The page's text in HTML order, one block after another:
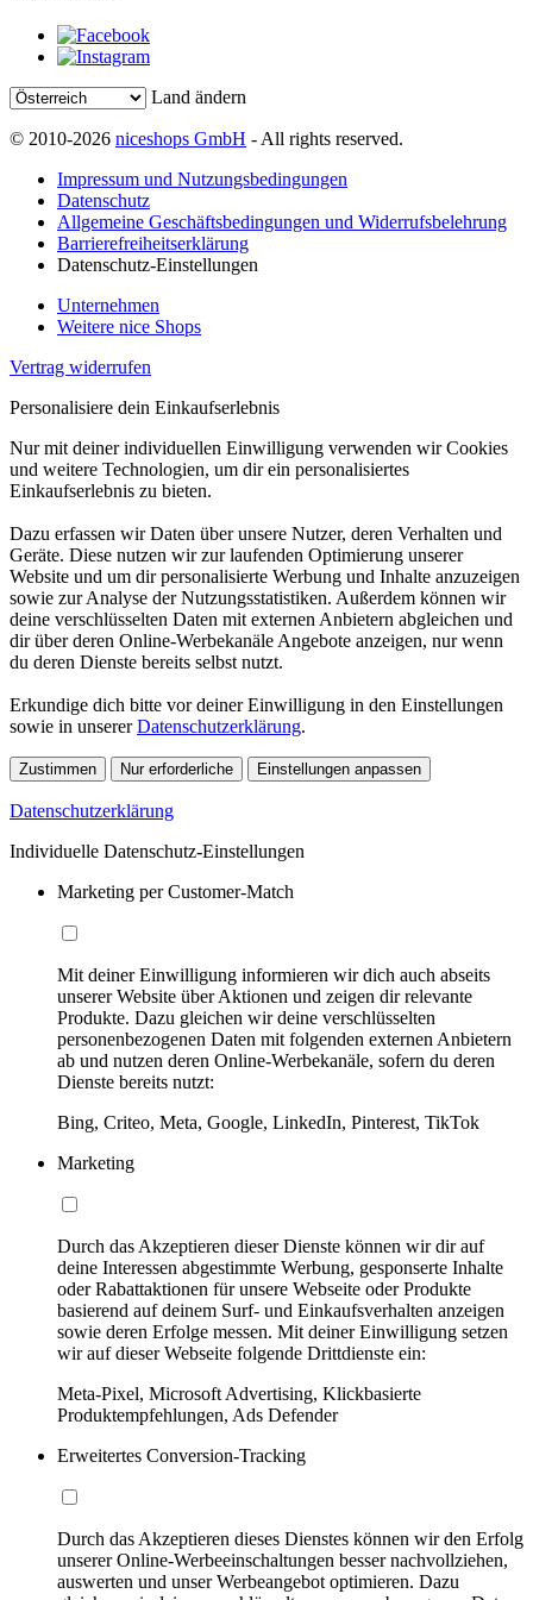
Land ändern
© 2010-2026 niceshops GmbH - All rights reserved.
Impressum und Nutzungsbedingungen
Datenschutz
Allgemeine Geschäftsbedingungen und Widerrufsbelehrung
Barrierefreiheitserklärung
Datenschutz-Einstellungen
Unternehmen
Weitere nice Shops
Vertrag widerrufen
Personalisiere dein Einkaufserlebnis
Nur mit deiner individuellen Einwilligung verwenden wir Cookies
und weitere Technologien, um dir ein personalisiertes
Einkaufserlebnis zu bieten.
Dazu erfassen wir Daten über unsere Nutzer, deren Verhalten und
Geräte. Diese nutzen wir zur laufenden Optimierung unserer
Website und um dir personalisierte Werbung und Inhalte anzuzeigen
sowie zur Analyse der Nutzungsstatistiken. Außerdem können wir
deine verschlüsselten Daten mit externen Anbietern abgleichen und
dir über deren Online-Werbekanäle Angebote anzeigen, nur wenn
du deren Dienste bereits selbst nutzt.
Erkundige dich bitte vor deiner Einwilligung in den Einstellungen
sowie in unsererDatenschutzerklärung.
Zustimmen Nur erforderliche Einstellungen anpassen
Datenschutzerklärung
Individuelle Datenschutz-Einstellungen
Marketing per Customer-Match
Mit deiner Einwilligung informieren wir dich auch abseits
unserer Website über Aktionen und zeigen dir relevante
Produkte. Dazu gleichen wir deine verschlüsselten
personenbezogenen Daten mit folgenden externen Anbietern
ab und nutzen deren Online-Werbekanäle, sofern du deren
Dienste bereits nutzt:
Bing, Criteo, Meta, Google, LinkedIn, Pinterest, TikTok
Marketing
Durch das Akzeptieren dieser Dienste können wir dir auf
deine Interessen abgestimmte Werbung, gesponserte Inhalte
oder Rabattaktionen für unsere Webseite oder Produkte
basierend auf deinem Surf- und Einkaufsverhalten anzeigen
sowie deren Erfolge messen. Mit deiner Einwilligung setzen
wir auf dieser Webseite folgende Drittdienste ein:
Meta-Pixel, Microsoft Advertising, Klickbasierte
Produktempfehlungen, Ads Defender
Erweitertes Conversion-Tracking
Durch das Akzeptieren dieses Dienstes können wir den Erfolg
unserer Online-Werbeeinschaltungen besser nachvollziehen,
auswerten und unser Werbeangebot optimieren. Dazu